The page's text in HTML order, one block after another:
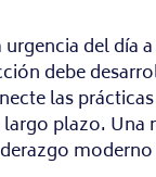
urgencia del día
debe
las
plazo. Una